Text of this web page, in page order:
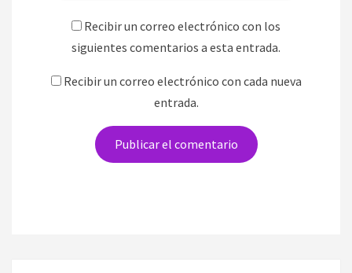
Recibir un correo electrónico con los
siguientes comentarios a esta entrada.
Recibir un correo electrónico con cada nueva
entrada.